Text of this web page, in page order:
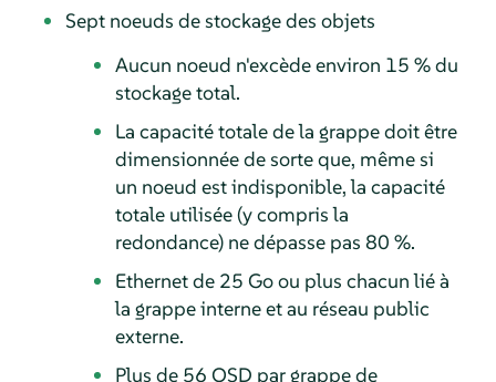
Sept noeuds de stockage des objets
Aucun noeud n'excède environ 15 % du
stockage total.
La capacité totale de la grappe doit être
dimensionnée de sorte que, même si
un noeud est indisponible, la capacité
totale utilisée (y compris la
redondance) ne dépasse pas 80 %.
Ethernet de 25 Go ou plus chacun lié à
la grappe interne et au réseau public
externe.
Plus de 56 OSD par grappe de